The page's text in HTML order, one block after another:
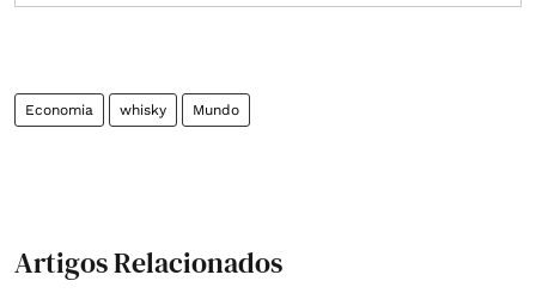
Economia whisky Mundo
Artigos Relacionados